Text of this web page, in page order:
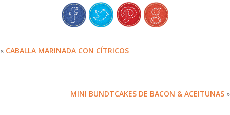
« CABALLA MARINADA CON CÍTRICOS
MINI BUNDTCAKES DE BACON & ACEITUNAS »